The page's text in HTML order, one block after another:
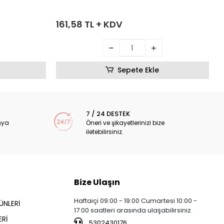
161,58 TL + KDV
Sepete Ekle
7 / 24 DESTEK
Öneri ve şikayetlerinizi bize
iletebilirsiniz.
Bize Ulaşın
Haftaiçi 09:00 - 19:00 Cumartesi 10:00 -
17:00 saatleri arasında ulaşabilirsiniz.